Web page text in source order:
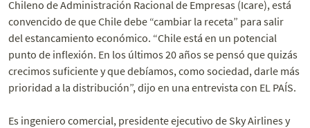
Chileno de Administración Racional de Empresas (Icare), está
convencido de que Chile debe “cambiar la receta” para salir
del estancamiento económico. “Chile está en un potencial
punto de inflexión. En los últimos 20 años se pensó que quizás
crecimos suficiente y que debíamos, como sociedad, darle más
prioridad a la distribución”, dijo en una entrevista con EL PAÍS.
Es ingeniero comercial, presidente ejecutivo de Sky Airlines y